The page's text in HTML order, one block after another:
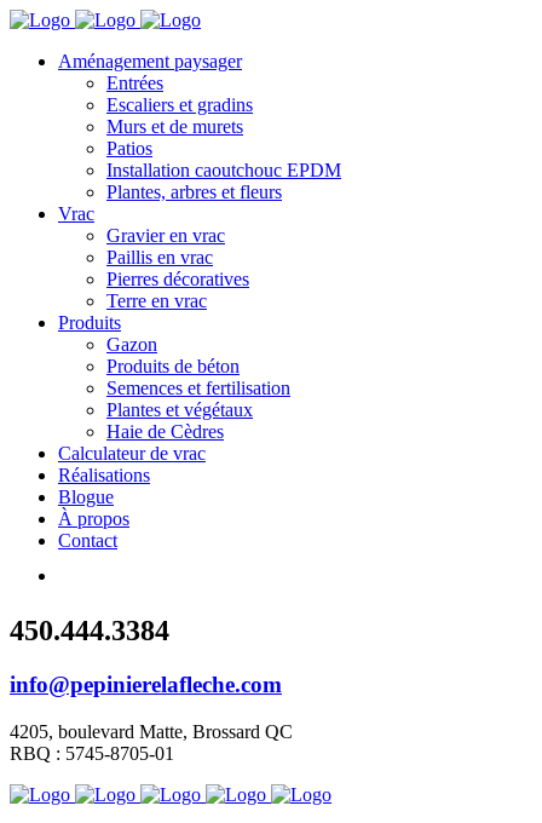
Aménagement paysager
Entrées
Escaliers et gradins
Murs et de murets
Patios
Installation caoutchouc EPDM
Plantes, arbres et fleurs
Vrac
Gravier en vrac
Paillis en vrac
Pierres décoratives
Terre en vrac
Produits
Gazon
Produits de béton
Semences et fertilisation
Plantes et végétaux
Haie de Cèdres
Calculateur de vrac
Réalisations
Blogue
À propos
Contact
450.444.3384
info@pepinierelafleche.com
4205, boulevard Matte, Brossard QC
RBQ : 5745-8705-01